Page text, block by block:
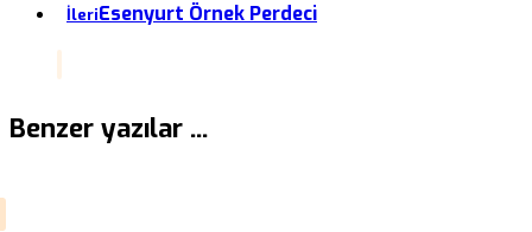
İleriEsenyurt Örnek Perdeci
Benzer yazılar ...